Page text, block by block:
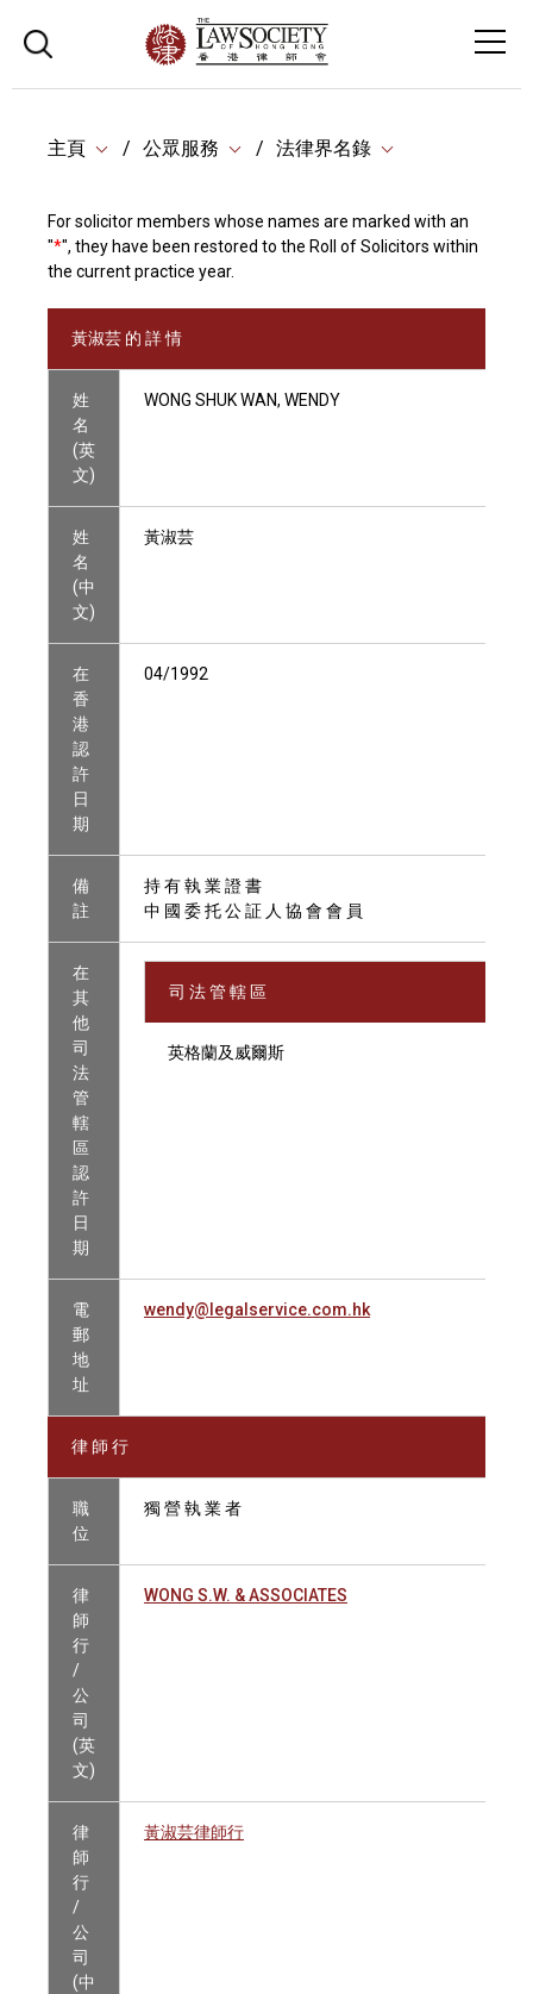
主頁 公眾服務 法律界名錄
For solicitor members whose names are marked with an
"*", they have been restored to the Roll of Solicitors within
the current practice year.
黃淑芸 的 詳 情
姓
名
(英
文)
WONG SHUK WAN, WENDY
姓
名
(中
文)
黃淑芸
在
香
港
認
許
日
期
04/1992
備
註
持 有 執 業 證 書
中 國 委 托 公 証 人 協 會 會 員
在
其
他
司
法
管
轄
區
認
許
日
期
司 法 管 轄 區
英格蘭及威爾斯
電
郵
地
址
wendy@legalservice.com.hk
律 師 行
職
位
獨 營 執 業 者
律
師
行
/
公
司
(英
文)
WONG S.W. & ASSOCIATES
律
師
行
/
公
司
(中
黃淑芸律師行